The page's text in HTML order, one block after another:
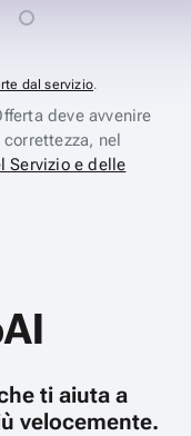
dal servizio.
deve avvenire
nel
Servizio e delle
ti aiuta a
velocemente.